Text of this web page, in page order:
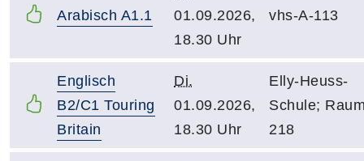
Arabisch A1.1
01.09.2026,
18.30 Uhr
vhs-A-113
Englisch
B2/C1 Touring
Britain
Di.
01.09.2026,
18.30 Uhr
Elly-Heuss-
Schule;
218